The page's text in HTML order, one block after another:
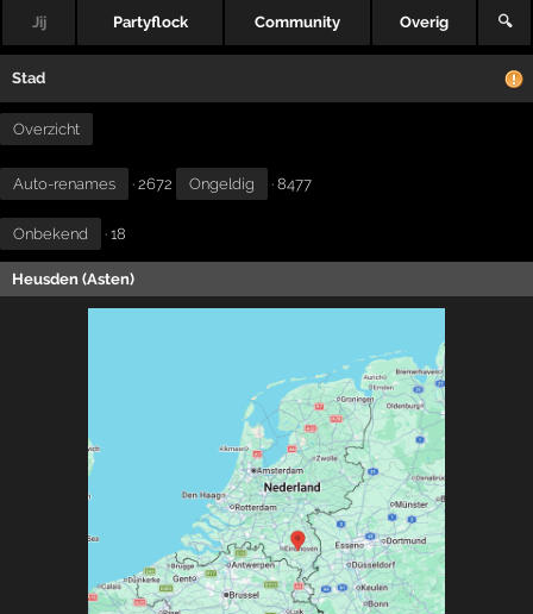
Jij Partyflock Community Overig 🔍
Stad
Overzicht
Auto-renames · 2672 Ongeldig · 8477
Onbekend · 18
Heusden (Asten)